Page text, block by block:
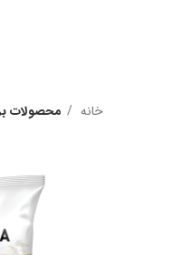
خانه
محصولات